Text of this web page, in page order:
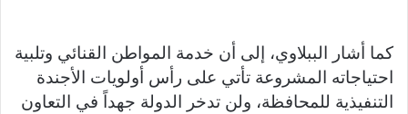
كما أشار الببلاوي، إلى أن خدمة المواطن القنائي وتلبية
احتياجاته المشروعة تأتي على رأس أولويات الأجندة
التنفيذية للمحافظة، ولن تدخر الدولة جهداً في التعاون